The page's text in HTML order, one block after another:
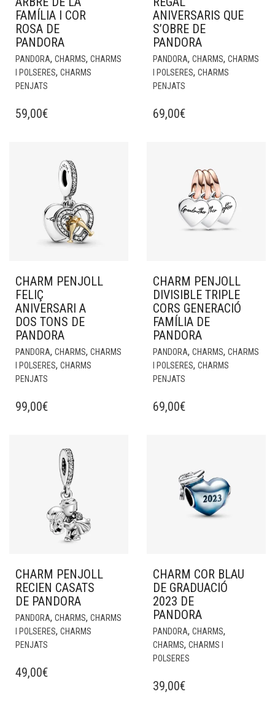
FAMÍLIA I COR
ROSA DE
PANDORA
PANDORA, CHARMS, CHARMS
I POLSERES, CHARMS
PENJATS
59,00€
ANIVERSARIS QUE
S’OBRE DE
PANDORA
PANDORA, CHARMS, CHARMS
I POLSERES, CHARMS
PENJATS
69,00€
CHARM PENJOLL
FELIÇ
ANIVERSARI A
DOS TONS DE
PANDORA
PANDORA, CHARMS, CHARMS
I POLSERES, CHARMS
PENJATS
99,00€
CHARM PENJOLL
DIVISIBLE TRIPLE
CORS GENERACIÓ
FAMÍLIA DE
PANDORA
PANDORA, CHARMS, CHARMS
I POLSERES, CHARMS
PENJATS
69,00€
CHARM PENJOLL
RECIEN CASATS
DE PANDORA
PANDORA, CHARMS, CHARMS
I POLSERES, CHARMS
PENJATS
49,00€
CHARM COR BLAU
DE GRADUACIÓ
2023 DE
PANDORA
PANDORA, CHARMS,
CHARMS, CHARMS I
POLSERES
39,00€